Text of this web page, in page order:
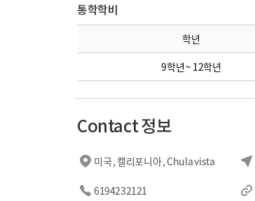
통학학비
학년
9학년 ~ 12학년
Contact 정보
미국 , 캘리포니아 , Chula vista
6194232121